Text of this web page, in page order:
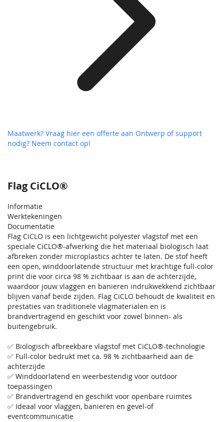
Flag CiCLO®
Informatie
Werktekeningen
Documentatie
Flag CiCLO is een lichtgewicht polyester vlagstof met een
speciale CiCLO®-afwerking die het materiaal biologisch laat
afbreken zonder microplastics achter te laten. De stof heeft
een open, winddoorlatende structuur met krachtige full-color
print die voor circa 98 % zichtbaar is aan de achterzijde,
waardoor jouw vlaggen en banieren indrukwekkend zichtbaar
blijven vanaf beide zijden. Flag CiCLO behoudt de kwaliteit en
prestaties van traditionele vlagmaterialen en is
brandvertragend en geschikt voor zowel binnen- als
buitengebruik.
✅ Biologisch afbreekbare vlagstof met CiCLO®-technologie
✅ Full-color bedrukt met ca. 98 % zichtbaarheid aan de
achterzijde
✅ Winddoorlatend en weerbestendig voor outdoor
toepassingen
✅ Brandvertragend en geschikt voor openbare ruimtes
✅ Ideaal voor vlaggen, banieren en gevel-of
eventcommunicatie
Maatwerk? Vraag hier een offerte aan Ontwerp of support
nodig? Neem contact op!